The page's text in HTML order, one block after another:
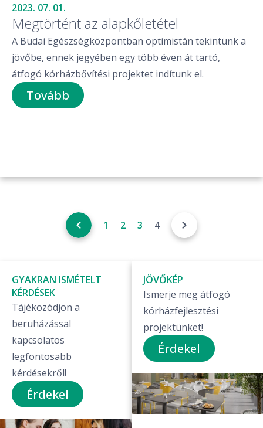
2023. 07. 01.
Megtörtént az alapkőletétel
A Budai Egészségközpontban optimistán tekintünk a
jövőbe, ennek jegyében egy több éven át tartó,
átfogó kórházbővítési projektet indítunk el.
Tovább
1 2 3 4
GYAKRAN ISMÉTELT
KÉRDÉSEK
Tájékozódjon a
beruházással
kapcsolatos
legfontosabb
kérdésekről!
Érdekel
JÖVŐKÉP
Ismerje meg átfogó
kórházfejlesztési
projektünket!
Érdekel